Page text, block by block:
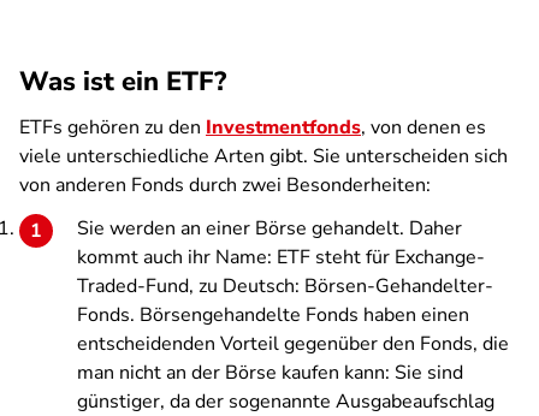
Was ist ein ETF?
ETFs gehören zu den Investmentfonds, von denen es
viele unterschiedliche Arten gibt. Sie unterscheiden sich
von anderen Fonds durch zwei Besonderheiten:
Sie werden an einer Börse gehandelt. Daher
kommt auch ihr Name: ETF steht für Exchange-
Traded-Fund, zu Deutsch: Börsen-Gehandelter-
Fonds. Börsengehandelte Fonds haben einen
entscheidenden Vorteil gegenüber den Fonds, die
man nicht an der Börse kaufen kann: Sie sind
günstiger, da der sogenannte Ausgabeaufschlag